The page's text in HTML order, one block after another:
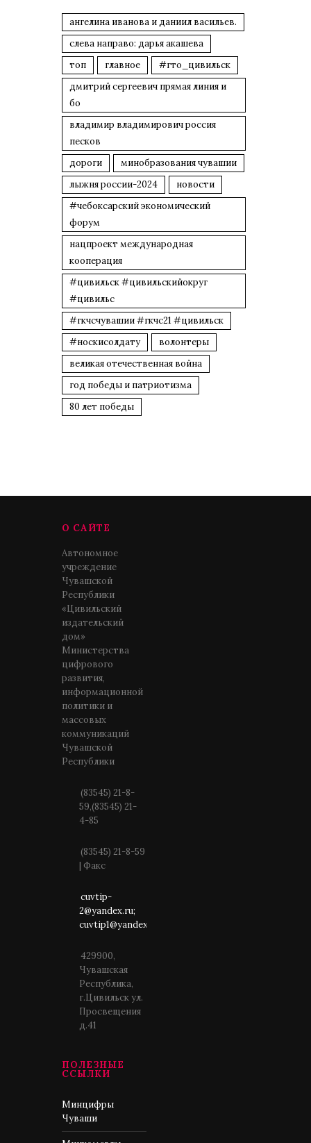
ангелина иванова и даниил васильев.
слева направо: дарья акашева
топ
главное
#гто_цивильск
дмитрий сергеевич прямая линия и
бо
владимир владимирович россия
песков
дороги
минобразования чувашии
лыжня россии-2024
новости
#чебоксарский экономический
форум
нацпроект международная
кооперация
#цивильск #цивильскийокруг
#цивильс
#гкчсчувашии #гкчс21 #цивильск
#носкисолдату
волонтеры
великая отечественная война
год победы и патриотизма
80 лет победы
О САЙТЕ
Автономное
учреждение
Чувашской
Республики
«Цивильский
издательский
дом»
Министерства
цифрового
развития,
информационной
политики и
массовых
коммуникаций
Чувашской
Республики
(83545) 21-8-
59,(83545) 21-
4-85
(83545) 21-8-59
| Факс
cuvtip-
2@yandex.ru;
cuvtip1@yandex.ru
429900,
Чувашская
Республика,
г.Цивильск ул.
Просвещения
д.41
ПОЛЕЗНЫЕ
ССЫЛКИ
Минцифры
Чуваши